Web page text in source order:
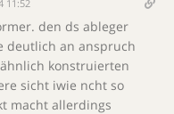
11:52
den ds ableger
deutlich an anspruch
konstruierten
sicht iwie ncht so
macht allerdings